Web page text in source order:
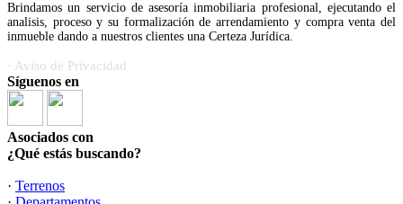
Brindamos un servicio de asesoría inmobiliaria profesional, ejecutando el
analisis, proceso y su formalización de arrendamiento y compra venta del
inmueble dando a nuestros clientes una Certeza Jurídica.
· Aviso de Privacidad
Síguenos en
Asociados con
¿Qué estás buscando?
· Terrenos